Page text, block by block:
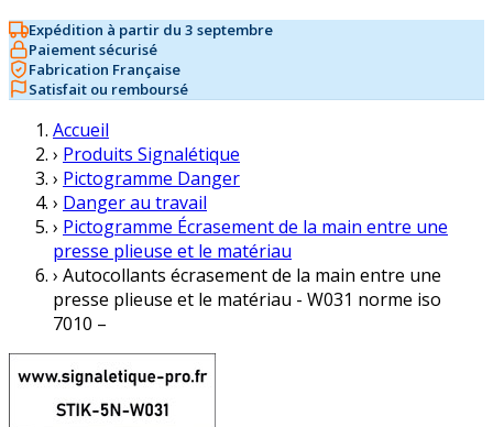
Expédition à partir du 3 septembre
Paiement sécurisé
Fabrication Française
Satisfait ou remboursé
Accueil
› Produits Signalétique
› Pictogramme Danger
› Danger au travail
› Pictogramme Écrasement de la main entre une
presse plieuse et le matériau
› Autocollants écrasement de la main entre une
presse plieuse et le matériau - W031 norme iso
7010 –